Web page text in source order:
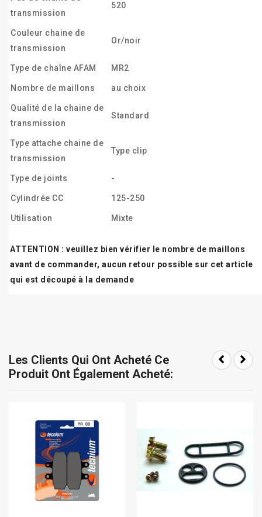
transmission
520
Couleur chaine de
transmission
Or/noir
Type de chaîne AFAM MR2
Nombre de maillons au choix
Qualité de la chaine de
transmission
Standard
Type attache chaine de
transmission
Type clip
Type de joints -
Cylindrée CC 125-250
Utilisation Mixte
ATTENTION : veuillez bien vérifier le nombre de maillons
avant de commander, aucun retour possible sur cet article
qui est découpé à la demande
Les Clients Qui Ont Acheté Ce
Produit Ont Également Acheté: